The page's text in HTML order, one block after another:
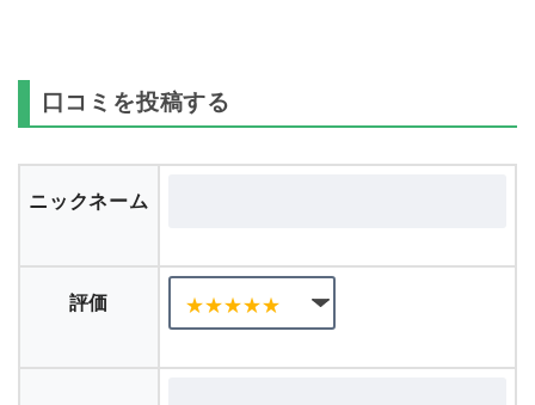
口コミを投稿する
ニックネーム
評価